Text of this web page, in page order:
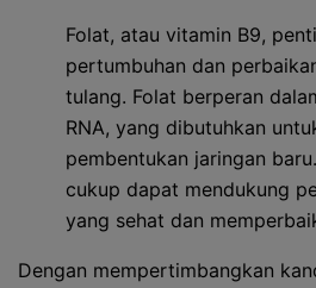
Folat, atau vitamin B9,
pertumbuhan dan
tulang. Folat berperan
RNA, yang dibutuhkan
pembentukan jaringan
cukup dapat mendukung
yang sehat dan
Dengan mempertimbangkan